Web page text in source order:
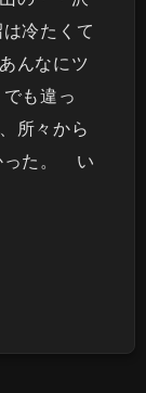
冷たくて
んなにツ
も違っ
所々から
った。 い